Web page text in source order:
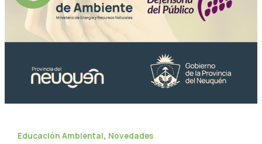
Educación Ambiental, Novedades